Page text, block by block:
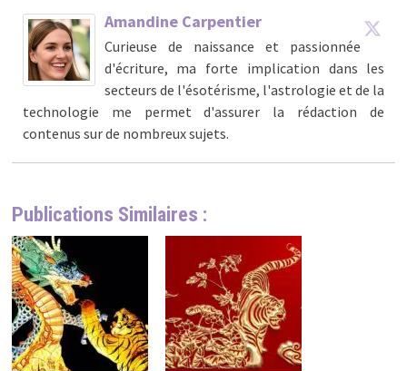
Amandine Carpentier
Curieuse de naissance et passionnée
d'écriture, ma forte implication dans les
secteurs de l'ésotérisme, l'astrologie et de la
technologie me permet d'assurer la rédaction de
contenus sur de nombreux sujets.
Publications Similaires :